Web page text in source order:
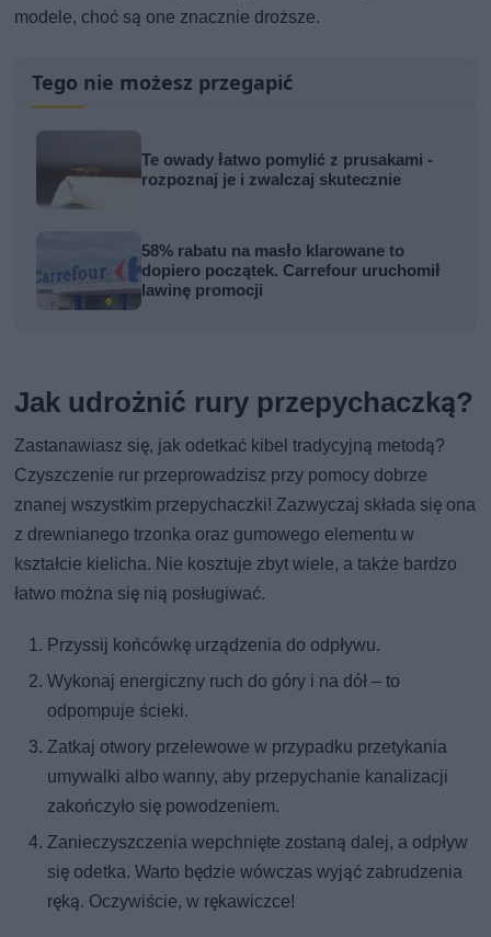
modele, choć są one znacznie droższe.
Tego nie możesz przegapić
Te owady łatwo pomylić z prusakami -
rozpoznaj je i zwalczaj skutecznie
58% rabatu na masło klarowane to
dopiero początek. Carrefour uruchomił
lawinę promocji
Jak udrożnić rury przepychaczką?
Zastanawiasz się, jak odetkać kibel tradycyjną metodą?
Czyszczenie rur przeprowadzisz przy pomocy dobrze
znanej wszystkim przepychaczki! Zazwyczaj składa się ona
z drewnianego trzonka oraz gumowego elementu w
kształcie kielicha. Nie kosztuje zbyt wiele, a także bardzo
łatwo można się nią posługiwać.
Przyssij końcówkę urządzenia do odpływu.
Wykonaj energiczny ruch do góry i na dół – to
odpompuje ścieki.
Zatkaj otwory przelewowe w przypadku przetykania
umywalki albo wanny, aby przepychanie kanalizacji
zakończyło się powodzeniem.
Zanieczyszczenia wepchnięte zostaną dalej, a odpływ
się odetka. Warto będzie wówczas wyjąć zabrudzenia
ręką. Oczywiście, w rękawiczce!